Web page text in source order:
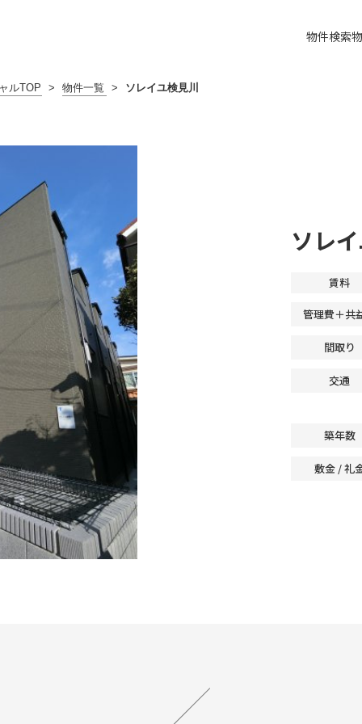
物件検索
ルTOP > 物件一覧 > ソレイユ検見川
ソレ
賃料
管理費＋共
間取り
交通
築年数
敷金 / 礼